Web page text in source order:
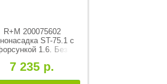
R+M 200075602
ST-75.1 с
1.6. Без
bar / 60 °C
7 235 р.